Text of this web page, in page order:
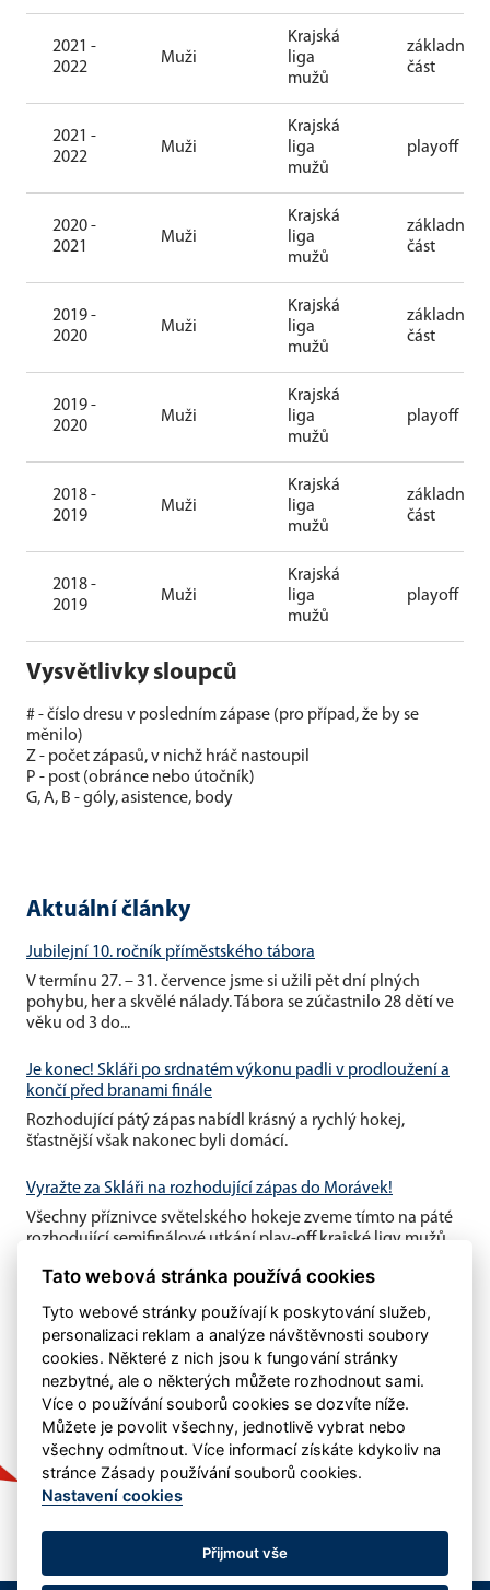
2021 -
2022
Muži
Krajská
liga
mužů
základní
část
2021 -
2022
Muži
Krajská
liga
mužů
playoff
2020 -
2021
Muži
Krajská
liga
mužů
základní
část
2019 -
2020
Muži
Krajská
liga
mužů
základní
část
2019 -
2020
Muži
Krajská
liga
mužů
playoff
2018 -
2019
Muži
Krajská
liga
mužů
základní
část
2018 -
2019
Muži
Krajská
liga
mužů
playoff
Vysvětlivky sloupců
# - číslo dresu v posledním zápase (pro případ, že by se
měnilo)
Z - počet zápasů, v nichž hráč nastoupil
P - post (obránce nebo útočník)
G, A, B - góly, asistence, body
Aktuální články
Jubilejní 10. ročník příměstského tábora
V termínu 27. – 31. července jsme si užili pět dní plných
pohybu, her a skvělé nálady. Tábora se zúčastnilo 28 dětí ve
věku od 3 do...
Je konec! Skláři po srdnatém výkonu padli v prodloužení a
končí před branami finále
Rozhodující pátý zápas nabídl krásný a rychlý hokej,
šťastnější však nakonec byli domácí.
Vyražte za Skláři na rozhodující zápas do Morávek!
Všechny příznivce světelského hokeje zveme tímto na páté
rozhodující semifinálové utkání play-off krajské ligy mužů,
Tato webová stránka používá cookies
Tyto webové stránky používají k poskytování služeb,
personalizaci reklam a analýze návštěvnosti soubory
cookies. Některé z nich jsou k fungování stránky
nezbytné, ale o některých můžete rozhodnout sami.
Více o používání souborů cookies se dozvíte níže.
Můžete je povolit všechny, jednotlivě vybrat nebo
všechny odmítnout. Více informací získáte kdykoliv na
stránce Zásady používání souborů cookies.
Nastavení cookies
Přijmout vše